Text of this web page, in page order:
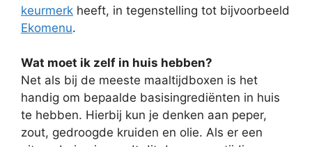
keurmerk heeft, in tegenstelling tot bijvoorbeeld
Ekomenu.
Wat moet ik zelf in huis hebben?
Net als bij de meeste maaltijdboxen is het
handig om bepaalde basisingrediënten in huis
te hebben. Hierbij kun je denken aan peper,
zout, gedroogde kruiden en olie. Als er een